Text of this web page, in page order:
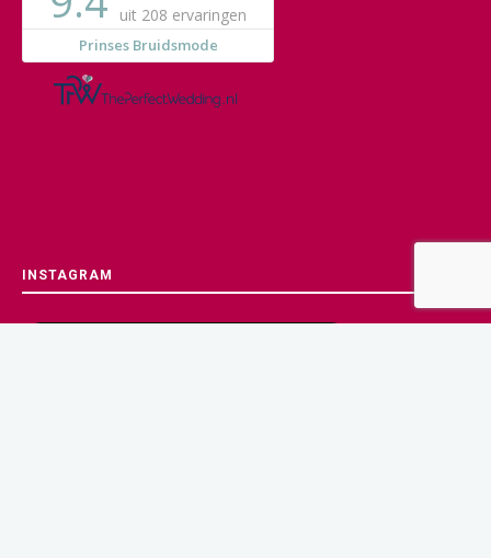
INSTAGRAM